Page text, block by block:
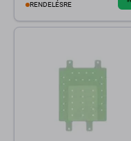
RENDELÉSRE